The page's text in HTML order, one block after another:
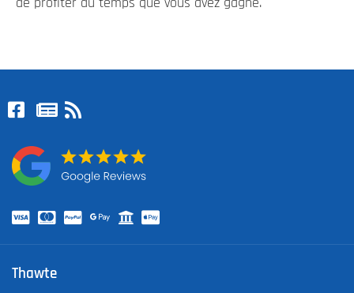
de profiter du temps que vous avez gagné.
Thawte